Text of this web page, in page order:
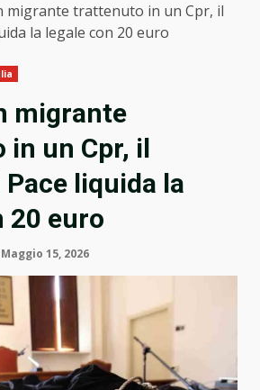
migrante trattenuto in un Cpr, il
la legale con 20 euro
migrante
un Cpr, il
liquida la
20 euro
Maggio 15, 2026